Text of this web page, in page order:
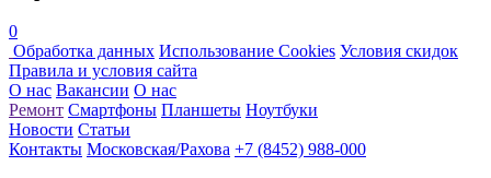
0
Обработка данных Использование Cookies Условия скидок
Правила и условия сайта
О нас Вакансии О нас
Ремонт Смартфоны Планшеты Ноутбуки
Новости Статьи
Контакты Московская/Рахова +7 (8452) 988-000